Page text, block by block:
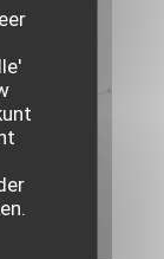
PAIN